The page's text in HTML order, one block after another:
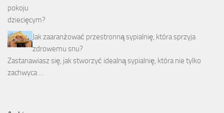
Jak zaaranżować przestronną sypialnię, która sprzyja
zdrowemu snu?
Zastanawiasz się, jak stworzyć idealną sypialnię, która nie tylko
zachwyca …